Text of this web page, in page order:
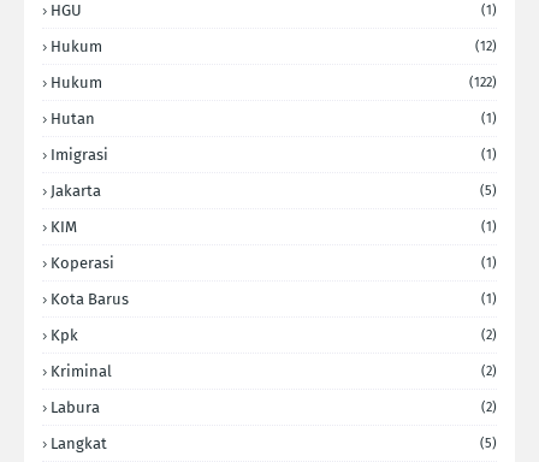
HGU (1)
Hukum (12)
Hukum (122)
Hutan (1)
Imigrasi (1)
Jakarta (5)
KIM (1)
Koperasi (1)
Kota Barus (1)
Kpk (2)
Kriminal (2)
Labura (2)
Langkat (5)